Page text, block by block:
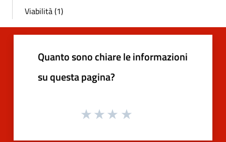
Viabilità (1)
Quanto sono chiare le informazioni
su questa pagina?